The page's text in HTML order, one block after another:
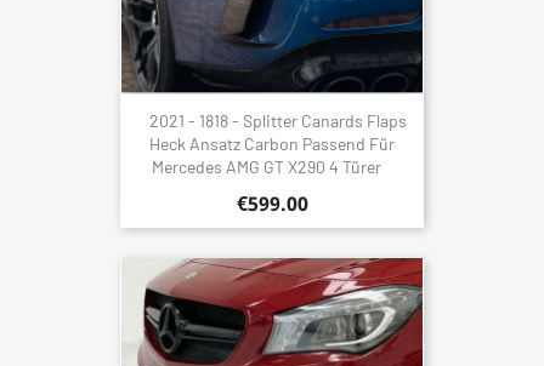
2021 - 1818 - Splitter Canards Flaps
Heck Ansatz Carbon Passend Für
Mercedes AMG GT X290 4 Türer
€599.00